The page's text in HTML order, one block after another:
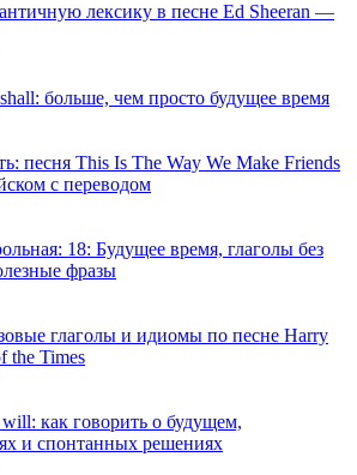
лексику в песне Ed Sheeran —
больше, чем просто будущее время
песня This Is The Way We Make Friends
с переводом
18: Будущее время, глаголы без
фразы
глаголы и идиомы по песне Harry
the Times
как говорить о будущем,
и спонтанных решениях